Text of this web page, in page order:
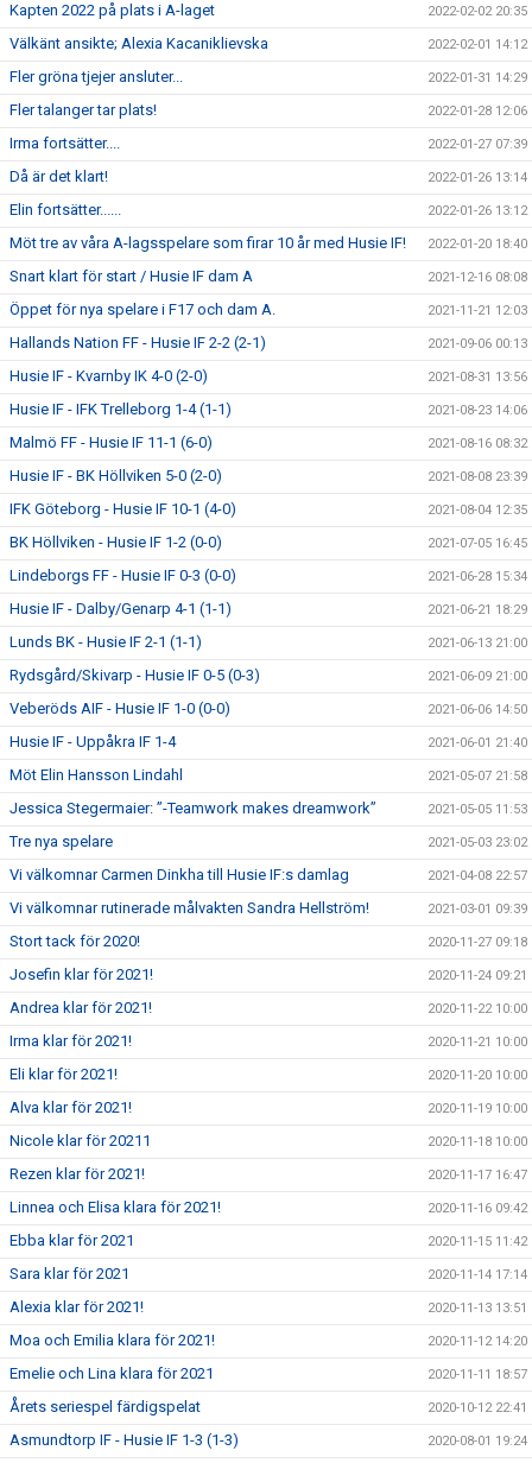
Kapten 2022 på plats i A-laget 2022-02-02 20:35
Välkänt ansikte; Alexia Kacaniklievska 2022-02-01 14:12
Fler gröna tjejer ansluter... 2022-01-31 14:29
Fler talanger tar plats! 2022-01-28 12:06
Irma fortsätter.... 2022-01-27 07:39
Då är det klart! 2022-01-26 13:14
Elin fortsätter...... 2022-01-26 13:12
Möt tre av våra A-lagsspelare som firar 10 år med Husie IF! 2022-01-20 18:40
Snart klart för start / Husie IF dam A 2021-12-16 08:08
Öppet för nya spelare i F17 och dam A. 2021-11-21 12:03
Hallands Nation FF - Husie IF 2-2 (2-1) 2021-09-06 00:13
Husie IF - Kvarnby IK 4-0 (2-0) 2021-08-31 13:56
Husie IF - IFK Trelleborg 1-4 (1-1) 2021-08-23 14:06
Malmö FF - Husie IF 11-1 (6-0) 2021-08-16 08:32
Husie IF - BK Höllviken 5-0 (2-0) 2021-08-08 23:39
IFK Göteborg - Husie IF 10-1 (4-0) 2021-08-04 12:35
BK Höllviken - Husie IF 1-2 (0-0) 2021-07-05 16:45
Lindeborgs FF - Husie IF 0-3 (0-0) 2021-06-28 15:34
Husie IF - Dalby/Genarp 4-1 (1-1) 2021-06-21 18:29
Lunds BK - Husie IF 2-1 (1-1) 2021-06-13 21:00
Rydsgård/Skivarp - Husie IF 0-5 (0-3) 2021-06-09 21:00
Veberöds AIF - Husie IF 1-0 (0-0) 2021-06-06 14:50
Husie IF - Uppåkra IF 1-4 2021-06-01 21:40
Möt Elin Hansson Lindahl 2021-05-07 21:58
Jessica Stegermaier: ”-Teamwork makes dreamwork” 2021-05-05 11:53
Tre nya spelare 2021-05-03 23:02
Vi välkomnar Carmen Dinkha till Husie IF:s damlag 2021-04-08 22:57
Vi välkomnar rutinerade målvakten Sandra Hellström! 2021-03-01 09:39
Stort tack för 2020! 2020-11-27 09:18
Josefin klar för 2021! 2020-11-24 09:21
Andrea klar för 2021! 2020-11-22 10:00
Irma klar för 2021! 2020-11-21 10:00
Eli klar för 2021! 2020-11-20 10:00
Alva klar för 2021! 2020-11-19 10:00
Nicole klar för 20211 2020-11-18 10:00
Rezen klar för 2021! 2020-11-17 16:47
Linnea och Elisa klara för 2021! 2020-11-16 09:42
Ebba klar för 2021 2020-11-15 11:42
Sara klar för 2021 2020-11-14 17:14
Alexia klar för 2021! 2020-11-13 13:51
Moa och Emilia klara för 2021! 2020-11-12 14:20
Emelie och Lina klara för 2021 2020-11-11 18:57
Årets seriespel färdigspelat 2020-10-12 22:41
Asmundtorp IF - Husie IF 1-3 (1-3) 2020-08-01 19:24